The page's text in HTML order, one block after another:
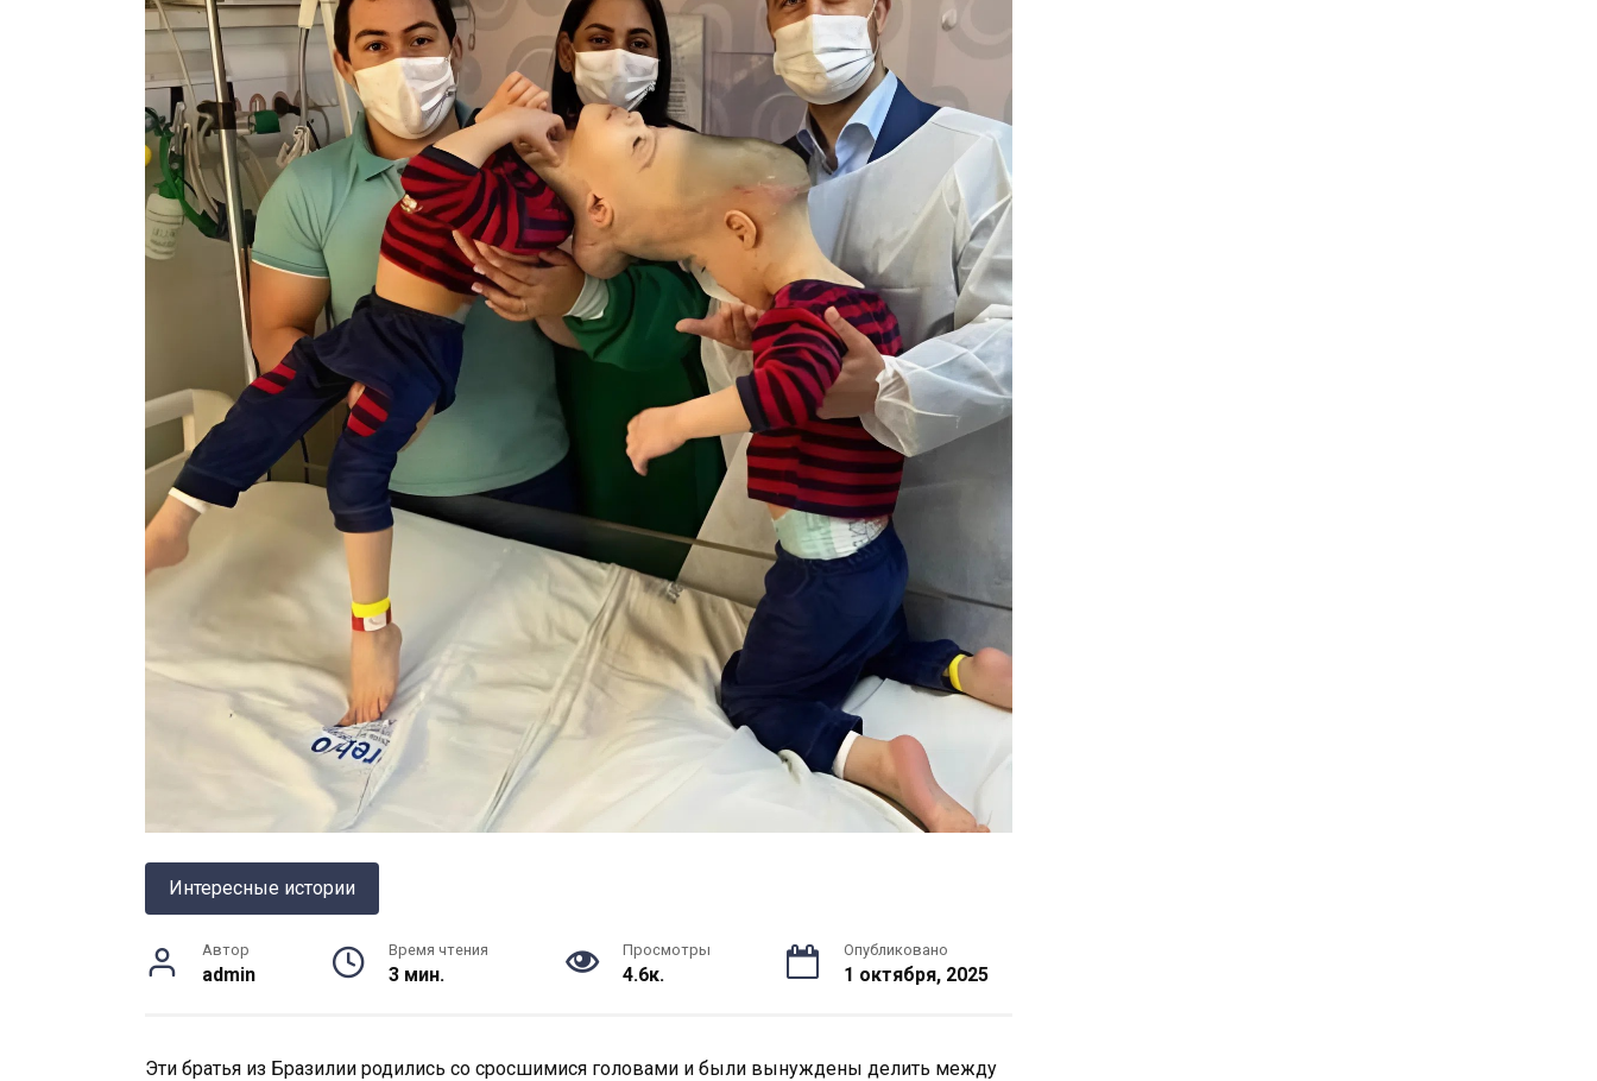
Интересные истории
Автор
admin
Время чтения
3 мин.
Просмотры
4.6к.
Опубликовано
1 октября, 2025
Эти братья из Бразилии родились со сросшимися головами и были вынуждены делить между